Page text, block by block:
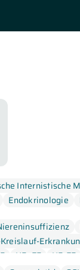
Internistische
Endokrinologie
HFpEF
HFrEF